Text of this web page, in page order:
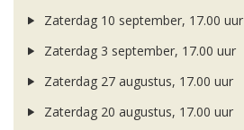
Zaterdag 10 september, 17.00 uur
Zaterdag 3 september, 17.00 uur
Zaterdag 27 augustus, 17.00 uur
Zaterdag 20 augustus, 17.00 uur